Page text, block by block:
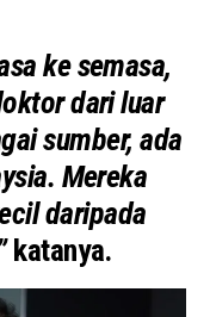
ke semasa,
dari luar
sumber, ada
Mereka
daripada
katanya.